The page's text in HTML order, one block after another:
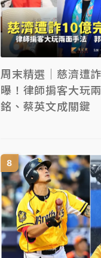
周末精選｜慈濟遭
曝！律師掮客大玩
銘、蔡英文成關鍵